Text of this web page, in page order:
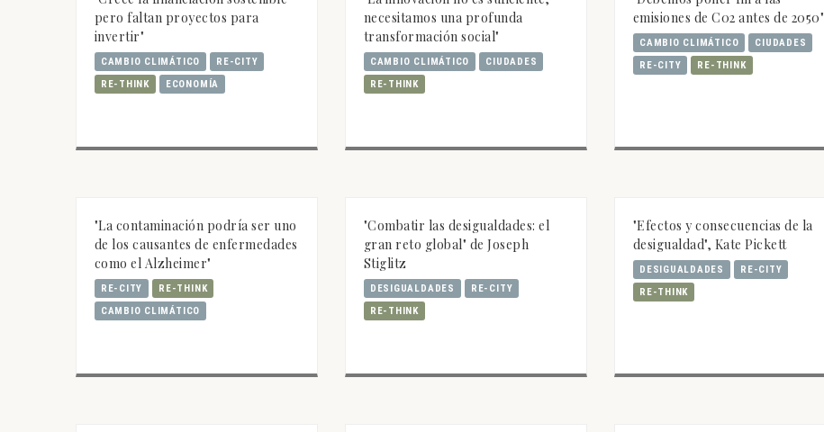
pero faltan proyectos para
invertir"
CAMBIO CLIMÁTICO
RE-CITY
RE-THINK
ECONOMÍA
necesitamos una profunda
transformación social"
CAMBIO CLIMÁTICO
CIUDADES
RE-THINK
emisiones de C02 antes de 2050"
CAMBIO CLIMÁTICO
CIUDADES
RE-CITY
RE-THINK
"La contaminación podría ser uno
de los causantes de enfermedades
como el Alzheimer"
RE-CITY
RE-THINK
CAMBIO CLIMÁTICO
"Combatir las desigualdades: el
gran reto global" de Joseph
Stiglitz
DESIGUALDADES
RE-CITY
RE-THINK
"Efectos y consecuencias de la
desigualdad", Kate Pickett
DESIGUALDADES
RE-CITY
RE-THINK